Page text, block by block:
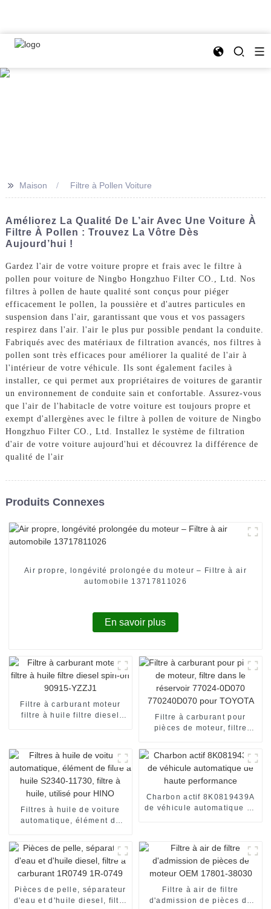
>> Maison Filtre à Pollen Voiture
Améliorez La Qualité De L’air Avec Une Voiture À
Filtre À Pollen : Trouvez La Vôtre Dès
Aujourd’hui !
Gardez l'air de votre voiture propre et frais avec le filtre à
pollen pour voiture de Ningbo Hongzhuo Filter CO., Ltd. Nos
filtres à pollen de haute qualité sont conçus pour piéger
efficacement le pollen, la poussière et d'autres particules en
suspension dans l'air, garantissant que vous et vos passagers
respirez dans l'air. l'air le plus pur possible pendant la conduite.
Fabriqués avec des matériaux de filtration avancés, nos filtres à
pollen sont très efficaces pour améliorer la qualité de l'air à
l'intérieur de votre véhicule. Ils sont également faciles à
installer, ce qui permet aux propriétaires de voitures de garantir
un environnement de conduite sain et confortable. Assurez-vous
que l'air de l'habitacle de votre voiture est toujours propre et
exempt d'allergènes avec le filtre à pollen de voiture de Ningbo
Hongzhuo Filter CO., Ltd. Installez le système de filtration
d'air de votre voiture aujourd'hui et découvrez la différence de
qualité de l'air
Produits Connexes
Air propre, longévité prolongée du moteur – Filtre à air
automobile 13717811026
En savoir plus
Filtre à carburant moteur
filtre à huile filtre diesel
Filtre à carburant pour
pièces de moteur, filtre
TOYOTA
Filtres à huile de voiture
automatique, élément de
HINO
Charbon actif 8K0819439A
de véhicule automatique de
Pièces de pelle, séparateur
d'eau et d'huile diesel, filtre
Filtre à air de filtre
d'admission de pièces de